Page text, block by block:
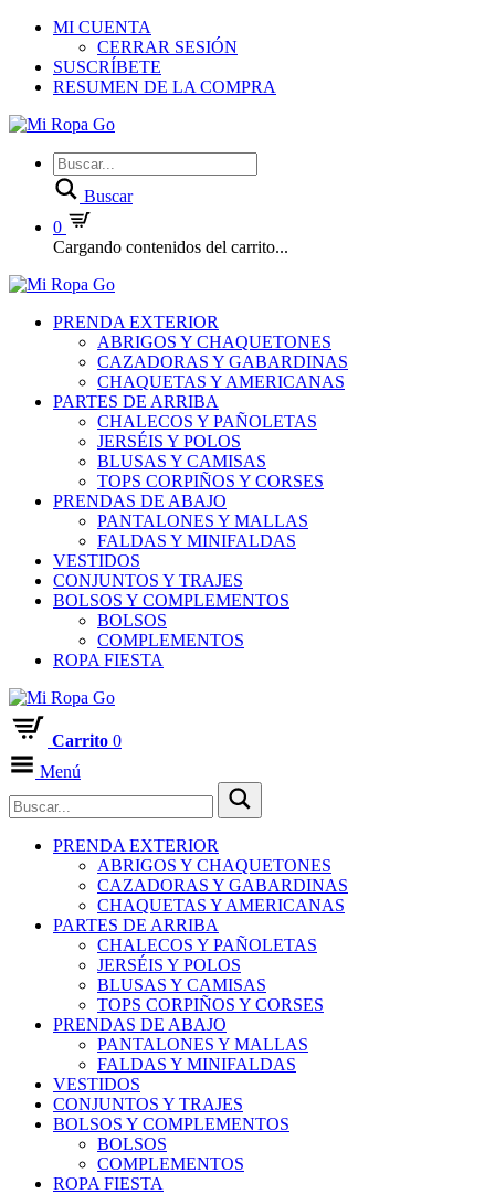
MI CUENTA
CERRAR SESIÓN
SUSCRÍBETE
RESUMEN DE LA COMPRA
Buscar
0
Cargando contenidos del carrito...
PRENDA EXTERIOR
ABRIGOS Y CHAQUETONES
CAZADORAS Y GABARDINAS
CHAQUETAS Y AMERICANAS
PARTES DE ARRIBA
CHALECOS Y PAÑOLETAS
JERSÉIS Y POLOS
BLUSAS Y CAMISAS
TOPS CORPIÑOS Y CORSES
PRENDAS DE ABAJO
PANTALONES Y MALLAS
FALDAS Y MINIFALDAS
VESTIDOS
CONJUNTOS Y TRAJES
BOLSOS Y COMPLEMENTOS
BOLSOS
COMPLEMENTOS
ROPA FIESTA
Carrito 0
Menú
PRENDA EXTERIOR
ABRIGOS Y CHAQUETONES
CAZADORAS Y GABARDINAS
CHAQUETAS Y AMERICANAS
PARTES DE ARRIBA
CHALECOS Y PAÑOLETAS
JERSÉIS Y POLOS
BLUSAS Y CAMISAS
TOPS CORPIÑOS Y CORSES
PRENDAS DE ABAJO
PANTALONES Y MALLAS
FALDAS Y MINIFALDAS
VESTIDOS
CONJUNTOS Y TRAJES
BOLSOS Y COMPLEMENTOS
BOLSOS
COMPLEMENTOS
ROPA FIESTA